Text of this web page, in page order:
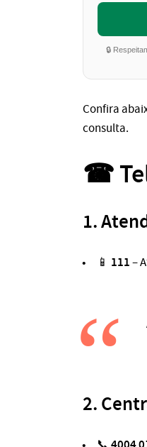
🔒
Confira
consulta.
☎
1.
📱 111–
2.